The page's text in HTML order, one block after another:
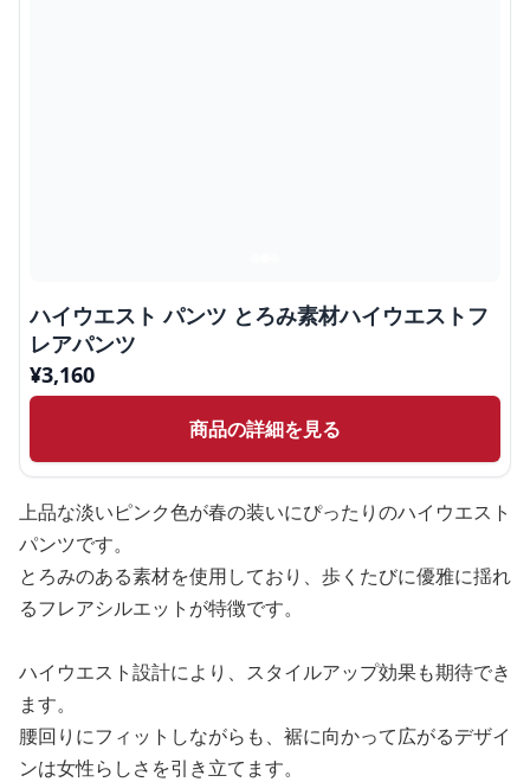
ハイウエスト パンツ とろみ素材ハイウエストフ
レアパンツ
¥3,160
商品の詳細を見る
上品な淡いピンク色が春の装いにぴったりのハイウエスト
パンツです。
とろみのある素材を使用しており、歩くたびに優雅に揺れ
るフレアシルエットが特徴です。
ハイウエスト設計により、スタイルアップ効果も期待でき
ます。
腰回りにフィットしながらも、裾に向かって広がるデザイ
ンは女性らしさを引き立てます。